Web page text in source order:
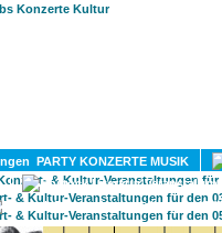
PARTY KONZERTE MUSIK